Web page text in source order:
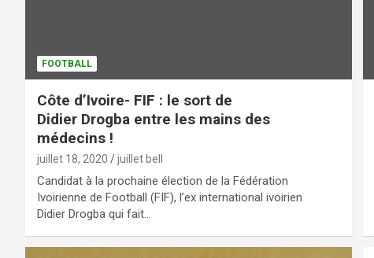
FOOTBALL
Côte d’Ivoire- FIF : le sort de
Didier Drogba entre les mains des
médecins !
juillet 18, 2020 juillet bell
Candidat à la prochaine élection de la Fédération
Ivoirienne de Football (FIF), l’ex international ivoirien
Didier Drogba qui fait…